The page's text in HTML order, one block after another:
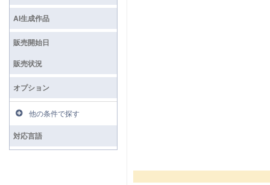
AI生成作品
販売開始日
販売状況
オプション
他の条件で探す
対応言語